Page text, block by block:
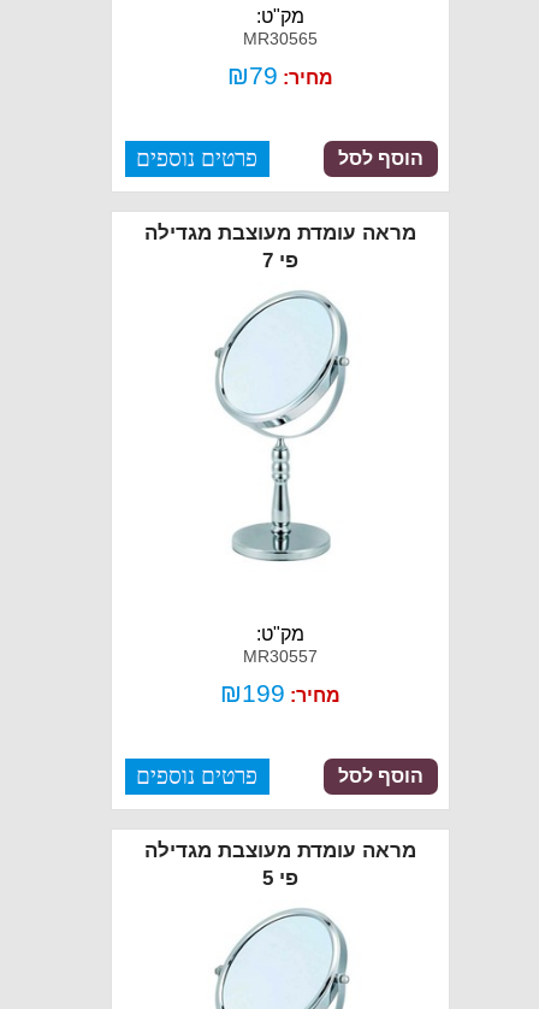
מק"ט:
MR30565
מחיר: ₪79
פרטים נוספים הוסף לסל
מראה עומדת מעוצבת מגדילה
פי 7
מק"ט:
MR30557
מחיר: ₪199
פרטים נוספים הוסף לסל
מראה עומדת מעוצבת מגדילה
פי 5